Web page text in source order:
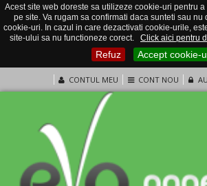
Acest site web doreste sa utilizeze cookie-uri pentru
pe site. Va rugam sa confirmati daca sunteti sau nu
cookie-uri. In cazul in care dezactivati cookie-urile,
site-ului sa nu functioneze corect.
Click aici pentru
Refuz Accept cookie-
CONTUL MEU CONT NOU